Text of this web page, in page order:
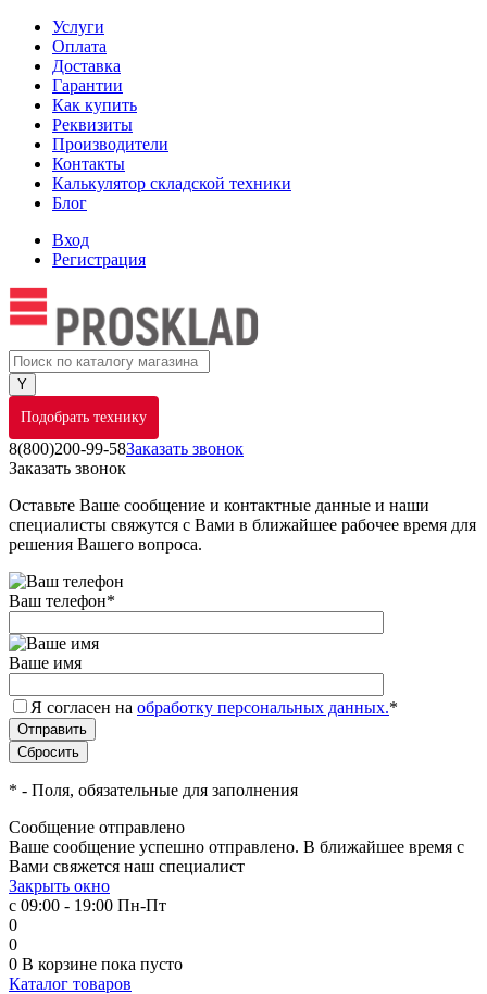
Услуги
Оплата
Доставка
Гарантии
Как купить
Реквизиты
Производители
Контакты
Калькулятор складской техники
Блог
Вход
Регистрация
Подобрать технику
8(800)200-99-58Заказать звонок
Заказать звонок
Оставьте Ваше сообщение и контактные данные и наши
специалисты свяжутся с Вами в ближайшее рабочее время для
решения Вашего вопроса.
Ваш телефон*
Ваше имя
Я согласен на обработку персональных данных.*
* - Поля, обязательные для заполнения
Сообщение отправлено
Ваше сообщение успешно отправлено. В ближайшее время с
Вами свяжется наш специалист
Закрыть окно
с 09:00 - 19:00 Пн-Пт
0
0
0 В корзине пока пусто
Каталог товаров